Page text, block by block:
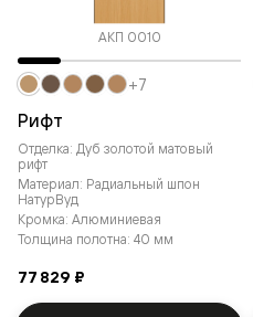
АКП 0010
Рифт
Отделка: Дуб золотой матовый
рифт
Материал: Радиальный шпон
НатурВуд
Кромка: Алюминиевая
Толщина полотна: 40 мм
77 829 ₽
+7